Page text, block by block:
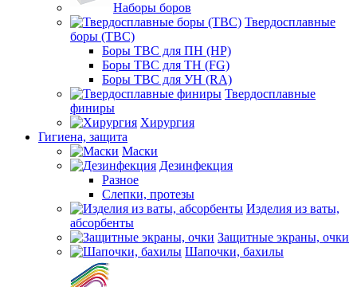
Наборы боров
Твердосплавные
боры (ТВС)
Боры ТВС для ПН (HP)
Боры ТВС для ТН (FG)
Боры ТВС для УН (RA)
Твердосплавные
финиры
Хирургия
Гигиена, защита
Маски
Дезинфекция
Разное
Слепки, протезы
Изделия из ваты,
абсорбенты
Защитные экраны, очки
Шапочки, бахилы